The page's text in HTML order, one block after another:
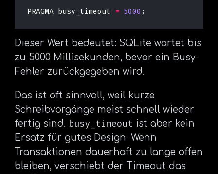
PRAGMA busy_timeout = 5000 ;
Dieser Wert bedeutet: SQLite wartet bis
zu 5000 Millisekunden, bevor ein Busy-
Fehler zurückgegeben wird.
Das ist oft sinnvoll, weil kurze
Schreibvorgänge meist schnell wieder
fertig sind. busy_timeout ist aber kein
Ersatz für gutes Design. Wenn
Transaktionen dauerhaft zu lange offen
bleiben, verschiebt der Timeout das